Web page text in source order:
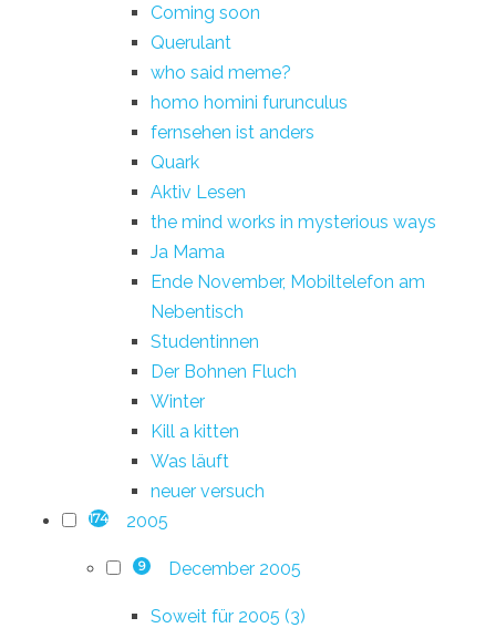
Coming soon
Querulant
who said meme?
homo homini furunculus
fernsehen ist anders
Quark
Aktiv Lesen
the mind works in mysterious ways
Ja Mama
Ende November, Mobiltelefon am
Nebentisch
Studentinnen
Der Bohnen Fluch
Winter
Kill a kitten
Was läuft
neuer versuch
174 2005
9 December 2005
Soweit für 2005 (3)